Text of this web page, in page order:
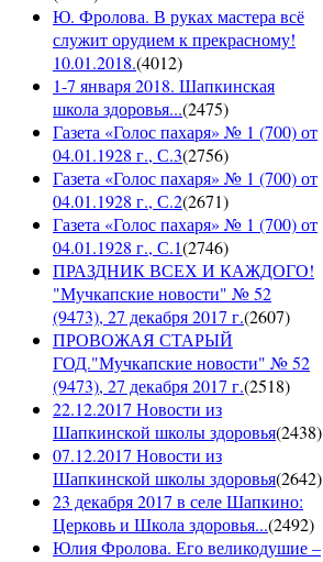
Ю. Фролова. В руках мастера всё
служит орудием к прекрасному!
10.01.2018.(4012)
1-7 января 2018. Шапкинская
школа здоровья...(2475)
Газета «Голос пахаря» № 1 (700) от
04.01.1928 г., С.3(2756)
Газета «Голос пахаря» № 1 (700) от
04.01.1928 г., С.2(2671)
Газета «Голос пахаря» № 1 (700) от
04.01.1928 г., С.1(2746)
ПРАЗДНИК ВСЕХ И КАЖДОГО!
"Мучкапские новости" № 52
(9473), 27 декабря 2017 г.(2607)
ПРОВОЖАЯ СТАРЫЙ
ГОД."Мучкапские новости" № 52
(9473), 27 декабря 2017 г.(2518)
22.12.2017 Новости из
Шапкинской школы здоровья(2438)
07.12.2017 Новости из
Шапкинской школы здоровья(2642)
23 декабря 2017 в селе Шапкино:
Церковь и Школа здоровья...(2492)
Юлия Фролова. Его великодушие –